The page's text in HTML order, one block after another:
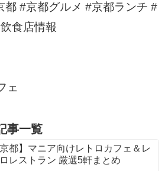
#京都グルメ #京都ランチ #
食店情報
ェ
事一覧
京都】マニア向けレトロカフェ＆レ
ロレストラン 厳選5軒まとめ